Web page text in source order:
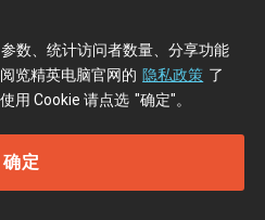
数、统计访问者数量、分享功能
览精英电脑官网的 隐私政策 了
用 Cookie 请点选 "确定"。
确定